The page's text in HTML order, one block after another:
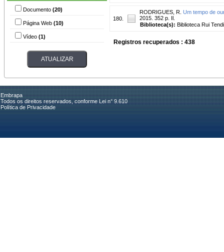
Documento (20)
Página Web (10)
Vídeo (1)
180.
RODRIGUES, R. Um tempo de
2015. 352 p. Il.
Biblioteca(s): Biblioteca Rui
Registros recuperados : 438
Embrapa
Todos os direitos reservados, conforme Lei n° 9.610
Política de Privacidade